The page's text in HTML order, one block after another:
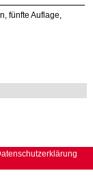
fünfte Auflage,